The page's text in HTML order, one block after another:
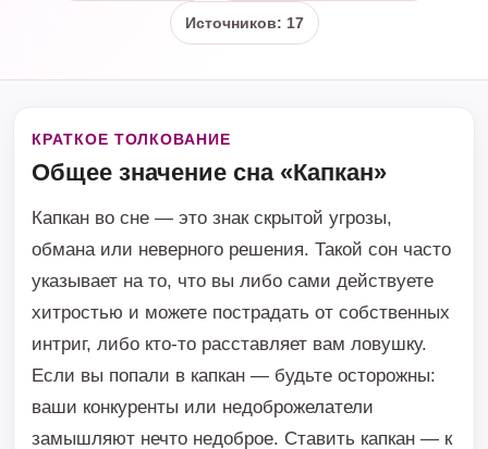
Источников: 17
КРАТКОЕ ТОЛКОВАНИЕ
Общее значение сна «Капкан»
Капкан во сне — это знак скрытой угрозы,
обмана или неверного решения. Такой сон часто
указывает на то, что вы либо сами действуете
хитростью и можете пострадать от собственных
интриг, либо кто-то расставляет вам ловушку.
Если вы попали в капкан — будьте осторожны:
ваши конкуренты или недоброжелатели
замышляют нечто недоброе. Ставить капкан — к